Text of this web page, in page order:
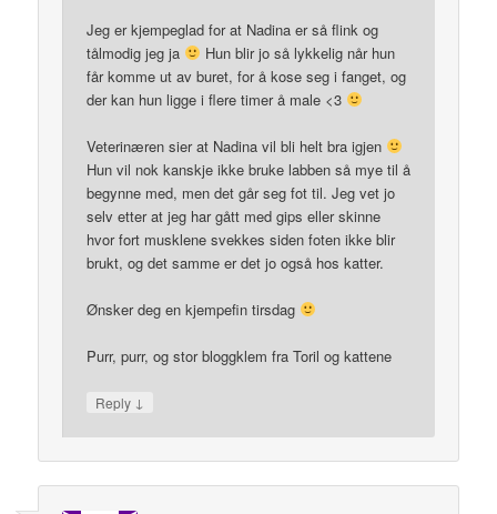
Jeg er kjempeglad for at Nadina er så flink og
tålmodig jeg ja
Hun blir jo så lykkelig når hun
får komme ut av buret, for å kose seg i fanget, og
der kan hun ligge i flere timer å male <3
Veterinæren sier at Nadina vil bli helt bra igjen
Hun vil nok kanskje ikke bruke labben så mye til å
begynne med, men det går seg fot til. Jeg vet jo
selv etter at jeg har gått med gips eller skinne
hvor fort musklene svekkes siden foten ikke blir
brukt, og det samme er det jo også hos katter.
Ønsker deg en kjempefin tirsdag
Purr, purr, og stor bloggklem fra Toril og kattene
Reply ↓